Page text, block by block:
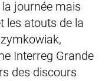
journée mais
les atouts de la
Interreg Grande
des discours